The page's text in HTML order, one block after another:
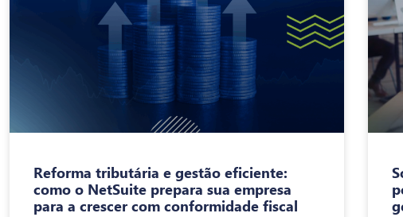
Reforma tributária e gestão eficiente:
como o NetSuite prepara sua empresa
para a crescer com conformidade fiscal